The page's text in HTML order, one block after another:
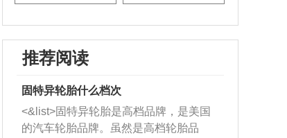
推荐阅读
固特异轮胎什么档次
<&list>固特异轮胎是高档品牌，是美国
的汽车轮胎品牌。虽然是高档轮胎品